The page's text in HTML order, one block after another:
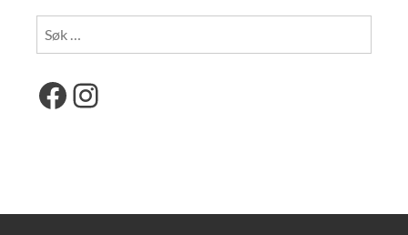
etter:
Facebook
Instagram